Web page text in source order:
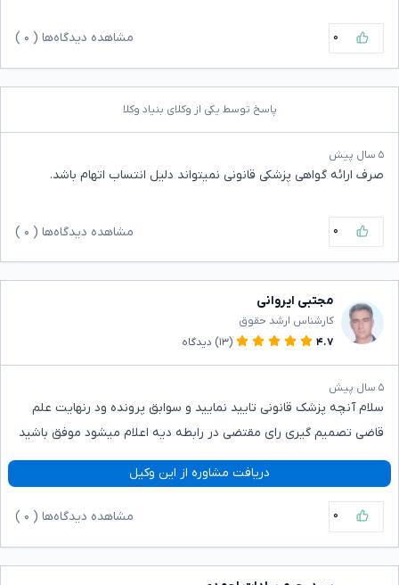
۰ مشاهده دیدگاه‌ها ( ۰
پاسخ توسط یکی از وکلای بنیاد وکلا
۵ سال پیش
صرف ارائه گواهی پزشکی قانونی نمیتواند دلیل انتساب اتهام باشد.
۰ مشاهده دیدگاه‌ها ( ۰
مجتبی ایروانی
کارشناس ارشد حقوق
۴.۷
(۱۳) دیدگاه
۵ سال پیش
سلام آنچه پزشک قانونی تایید نمایید و سوابق پرونده ود رنهایت علم
قاضی تصمیم گیری رای مقتضی در رابطه دیه اعلام میشود موفق باشید
دریافت مشاوره از این وکیل
۰ مشاهده دیدگاه‌ها ( ۰